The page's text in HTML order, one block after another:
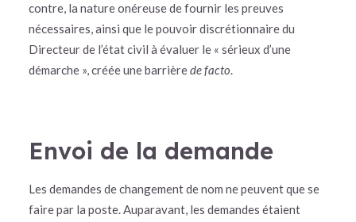
contre, la nature onéreuse de fournir les preuves
nécessaires, ainsi que le pouvoir discrétionnaire du
Directeur de l’état civil à évaluer le « sérieux d’une
démarche », créée une barrièrede facto.
Envoi de la demande
Les demandes de changement de nom ne peuvent que se
faire par la poste. Auparavant, les demandes étaient